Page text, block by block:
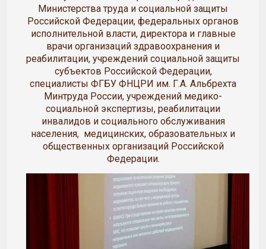
Министерства труда и социальной защиты
Российской Федерации, федеральных органов
исполнительной власти, директора и главные
врачи организаций здравоохранения и
реабилитации, учреждений социальной защиты
субъектов Российской Федерации,
специалисты ФГБУ ФНЦРИ им. Г.А. Альбрехта
Минтруда России, учреждений медико-
социальной экспертизы, реабилитации
инвалидов и социального обслуживания
населения, медицинских, образовательных и
общественных организаций Российской
Федерации.